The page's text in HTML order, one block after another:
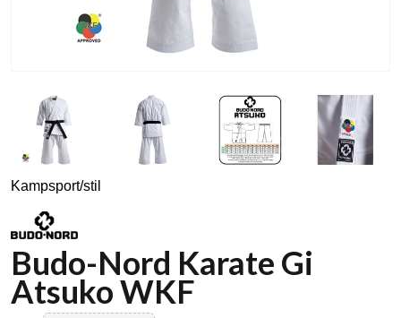
Kampsport/stil
Budo-Nord Karate Gi
Atsuko WKF